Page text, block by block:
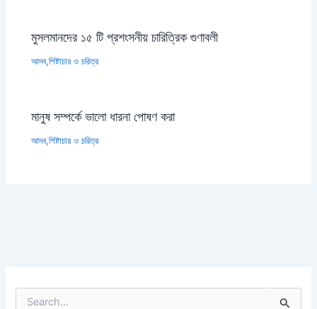
মুসলমানদের ১৫ টি প্রশংসনীয় চারিত্রিক গুণাবলী
আদব,শিষ্টাচার ও চরিত্র
মানুষ সম্পর্কে ভালো ধারনা পোষণ করা
আদব,শিষ্টাচার ও চরিত্র